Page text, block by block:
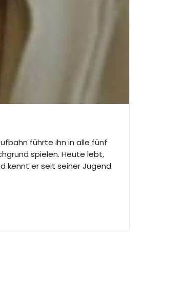
führte ihn in alle fünf
spielen. Heute lebt,
kennt er seit seiner Jugend